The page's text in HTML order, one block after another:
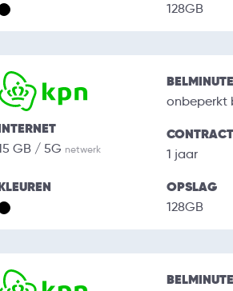
128GB
GB / 5G netwerk
onbeperkt
1 jaar
OPSLAG
128GB